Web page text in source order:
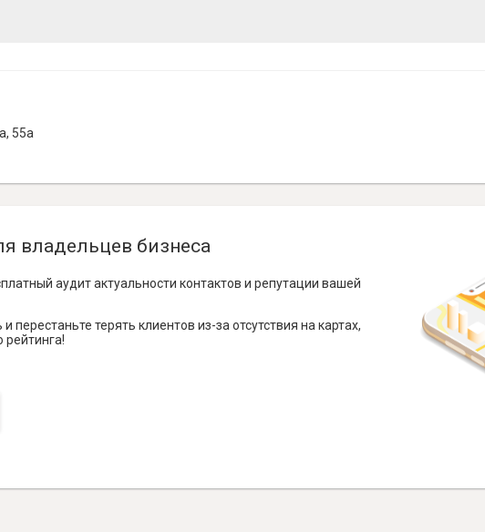
55а
владельцев бизнеса
аудит актуальности контактов и репутации вашей
перестаньте терять клиентов из-за отсутствия на картах,
рейтинга!